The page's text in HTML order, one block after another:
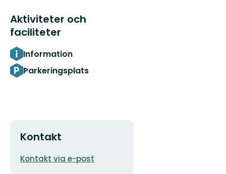
Aktiviteter och
faciliteter
Information
Parkeringsplats
Kontakt
E-
Kontakt via e-post